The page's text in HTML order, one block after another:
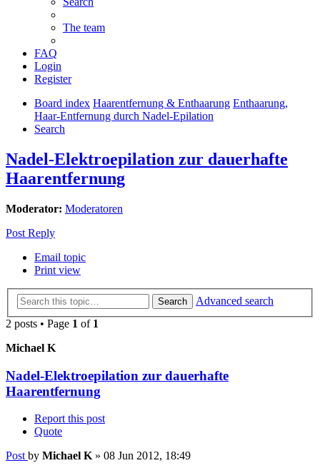
The team
FAQ
Login
Register
Board index Haarentfernung & Enthaarung Enthaarung,
Haar-Entfernung durch Nadel-Epilation
Search
Nadel-Elektroepilation zur dauerhafte
Haarentfernung
Moderator: Moderatoren
Post Reply
Email topic
Print view
Search
Advanced search
2 posts • Page 1 of 1
Michael K
Nadel-Elektroepilation zur dauerhafte
Haarentfernung
Report this post
Quote
Post by Michael K » 08 Jun 2012, 18:49